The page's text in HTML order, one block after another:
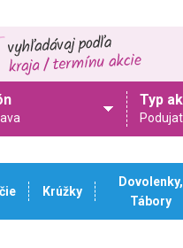
Typ
Krúžky
Dovolenky,
Tábory